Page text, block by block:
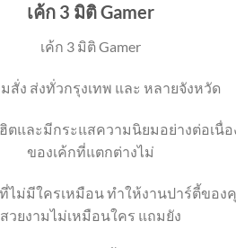
เค้ก 3 มิติ Gamer
เค้ก 3 มิติ Gamer
สั่ง ส่งทั่วกรุงเทพ และ หลายจังหวัด
ฮิตและมีกระแสความนิยมอย่างต่อเ
ของเค้กที่แตกต่างไม่
ไม่มีใครเหมือน ทำให้งานปาร์ตี้ขอ
สวยงามไม่เหมือนใคร แถมยัง